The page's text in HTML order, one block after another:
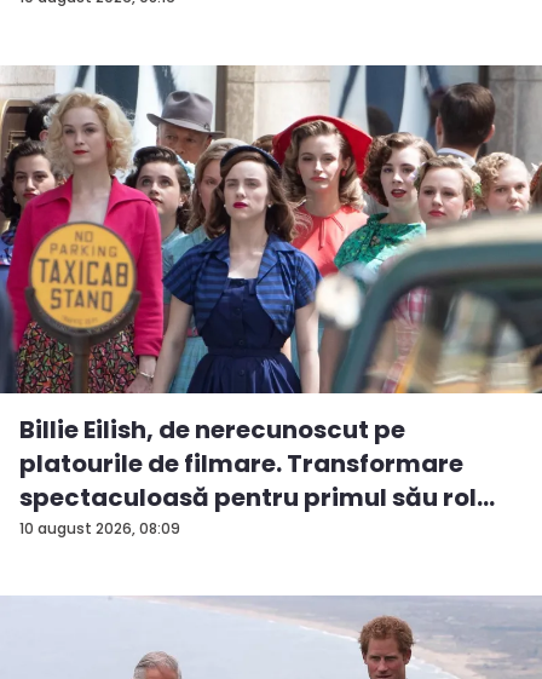
10 august 2026, 08:09
Billie Eilish, de nerecunoscut pe
platourile de filmare. Transformare
spectaculoasă pentru primul său rol
m...